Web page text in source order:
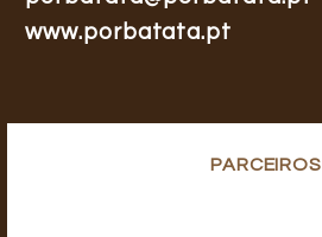
www.porbatata.pt
PARCEIROS